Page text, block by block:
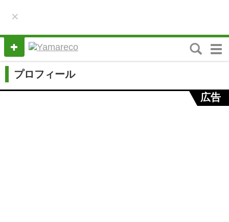
×
M
e
プロフィール
広告